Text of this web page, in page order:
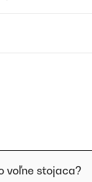
voľne stojaca?